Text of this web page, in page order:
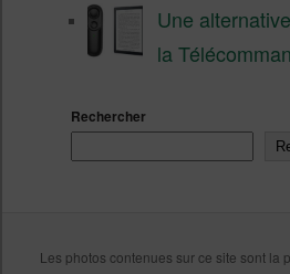
Une
la
Rechercher
Les photos contenues sur ce site sont la